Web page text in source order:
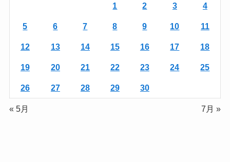
1 2 3 4
5 6 7 8 9 10 11
12 13 14 15 16 17 18
19 20 21 22 23 24 25
26 27 28 29 30
« 5月 7月 »